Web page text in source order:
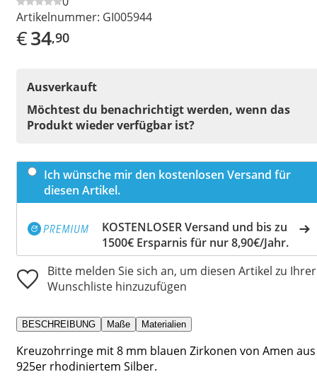
Artikelnummer: GI005944
€34,90
Ausverkauft
Möchtest du benachrichtigt werden, wenn das
Produkt wieder verfügbar ist?
Ich wünsche mir den kostenlosen Versand für
diesen Artikel.
KOSTENLOSER Versand und bis zu
1500€ Ersparnis für nur 8,90€/Jahr.
Bitte melden Sie sich an, um diesen Artikel zu Ihrer
Wunschliste hinzuzufügen
BESCHREIBUNG Maße Materialien
Kreuzohrringe mit 8 mm blauen Zirkonen von Amen aus
925er rhodiniertem Silber.